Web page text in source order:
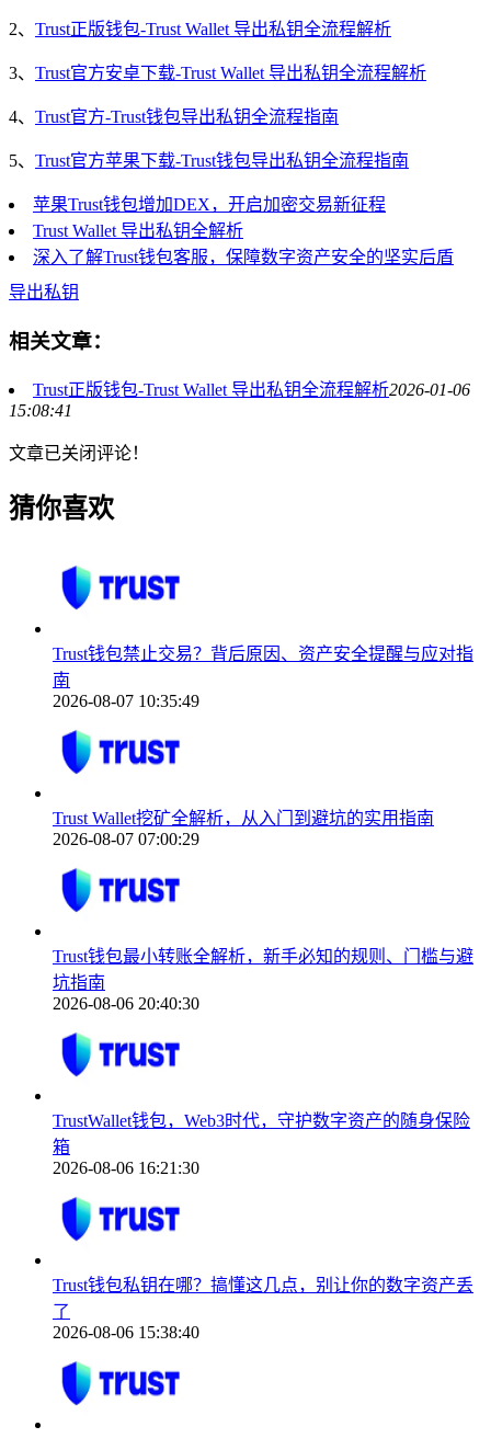
2、 Trust正版钱包-Trust Wallet 导出私钥全流程解析
3、 Trust官方安卓下载-Trust Wallet 导出私钥全流程解析
4、 Trust官方-Trust钱包导出私钥全流程指南
5、 Trust官方苹果下载-Trust钱包导出私钥全流程指南
苹果Trust钱包增加DEX，开启加密交易新征程
Trust Wallet 导出私钥全解析
深入了解Trust钱包客服，保障数字资产安全的坚实后盾
导出私钥
相关文章：
Trust正版钱包-Trust Wallet 导出私钥全流程解析2026-01-06
15:08:41
文章已关闭评论！
猜你喜欢
Trust钱包禁止交易？背后原因、资产安全提醒与应对指
南
2026-08-07 10:35:49
Trust Wallet挖矿全解析，从入门到避坑的实用指南
2026-08-07 07:00:29
Trust钱包最小转账全解析，新手必知的规则、门槛与避
坑指南
2026-08-06 20:40:30
TrustWallet钱包，Web3时代，守护数字资产的随身保险
箱
2026-08-06 16:21:30
Trust钱包私钥在哪？搞懂这几点，别让你的数字资产丢
了
2026-08-06 15:38:40